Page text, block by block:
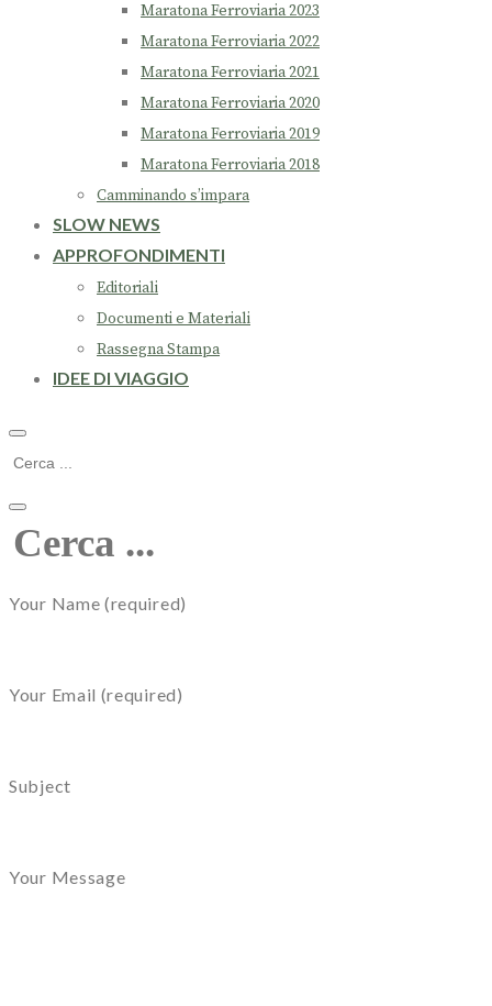
Maratona Ferroviaria 2023
Maratona Ferroviaria 2022
Maratona Ferroviaria 2021
Maratona Ferroviaria 2020
Maratona Ferroviaria 2019
Maratona Ferroviaria 2018
Camminando s’impara
SLOW NEWS
APPROFONDIMENTI
Editoriali
Documenti e Materiali
Rassegna Stampa
IDEE DI VIAGGIO
Your Name (required)
Your Email (required)
Subject
Your Message